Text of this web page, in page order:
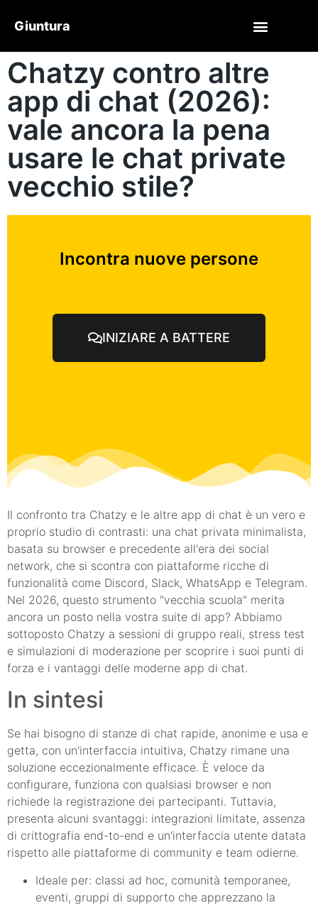
Giuntura
Chatzy contro altre
app di chat (2026):
vale ancora la pena
usare le chat private
vecchio stile?
Incontra nuove persone
INIZIARE A BATTERE
Il confronto tra Chatzy e le altre app di chat è un vero e
proprio studio di contrasti: una chat privata minimalista,
basata su browser e precedente all'era dei social
network, che si scontra con piattaforme ricche di
funzionalità come Discord, Slack, WhatsApp e Telegram.
Nel 2026, questo strumento "vecchia scuola" merita
ancora un posto nella vostra suite di app? Abbiamo
sottoposto Chatzy a sessioni di gruppo reali, stress test
e simulazioni di moderazione per scoprire i suoi punti di
forza e i vantaggi delle moderne app di chat.
In sintesi
Se hai bisogno di stanze di chat rapide, anonime e usa e
getta, con un'interfaccia intuitiva, Chatzy rimane una
soluzione eccezionalmente efficace. È veloce da
configurare, funziona con qualsiasi browser e non
richiede la registrazione dei partecipanti. Tuttavia,
presenta alcuni svantaggi: integrazioni limitate, assenza
di crittografia end-to-end e un'interfaccia utente datata
rispetto alle piattaforme di community e team odierne.
Ideale per: classi ad hoc, comunità temporanee,
eventi, gruppi di supporto che apprezzano la